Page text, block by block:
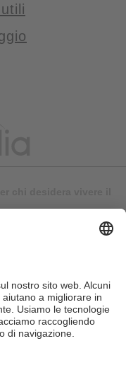
Non garantiamo la
le informazioni. Per
chiedendo